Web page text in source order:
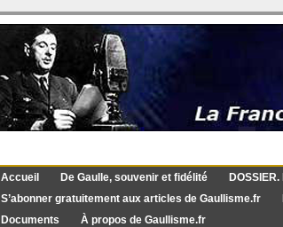
Accueil De Gaulle, souvenir et fidélité
S’abonner gratuitement aux articles de Gaullisme.fr
Documents
À propos de Gaullisme.fr